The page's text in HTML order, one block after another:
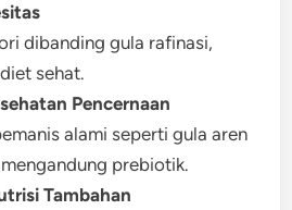
dibanding gula rafinasi,
sehat.
Pencernaan
alami seperti gula aren
prebiotik.
Tambahan